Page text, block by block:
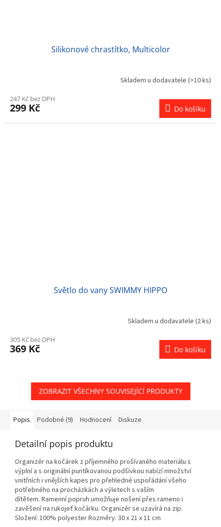
Silikonové chrastítko, Multicolor
Skladem u dodavatele (>10 ks)
247 Kč bez DPH
299 Kč Do košíku
Světlo do vany SWIMMY HIPPO
Skladem u dodavatele (2 ks)
305 Kč bez DPH
369 Kč Do košíku
ZOBRAZIT VŠECHNY SOUVISEJÍCÍ PRODUKTY
Popis Podobné (9) Hodnocení Diskuze
Detailní popis produktu
Organizér na kočárek z příjemného prošívaného materiálu s
výplní a s originální puntíkovanou podšívkou nabízí množství
vnitřních i vnějších kapes pro přehledné uspořádání všeho
potřebného na procházkách a výletech s vaším
dítětem. Ramenní popruh umožňuje nošení přes rameno i
zavěšení na rukojeť kočárku. Organizér se uzavírá na zip.
Složení: 100% polyester Rozměry: 30 x 21 x 11 cm